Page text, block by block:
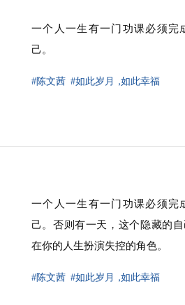
一个人一生有一门功课必须完
己。
#陈文茜 #如此岁月 ，如此幸福
一个人一生有一门功课必须完
己。否则有一天，这个隐藏的
在你的人生扮演失控的角色。
#陈文茜 #如此岁月 ，如此幸福